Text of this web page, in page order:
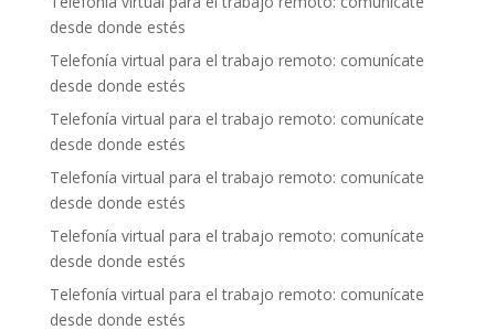
desde donde estés
Telefonía virtual para el trabajo remoto: comunícate
desde donde estés
Telefonía virtual para el trabajo remoto: comunícate
desde donde estés
Telefonía virtual para el trabajo remoto: comunícate
desde donde estés
Telefonía virtual para el trabajo remoto: comunícate
desde donde estés
Telefonía virtual para el trabajo remoto: comunícate
desde donde estés